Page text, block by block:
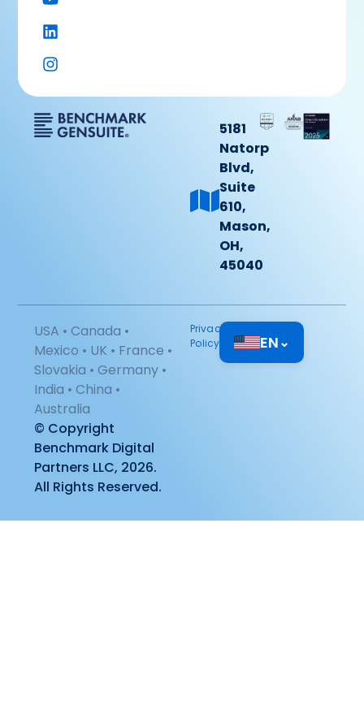
5181
Natorp
Blvd,
Suite
610,
Mason,
OH,
45040
USA • Canada •
Mexico • UK • France •
Slovakia • Germany •
India • China •
Australia
© Copyright
Benchmark Digital
Partners LLC, 2026.
All Rights Reserved.
Privacy
Policy
EN⌄